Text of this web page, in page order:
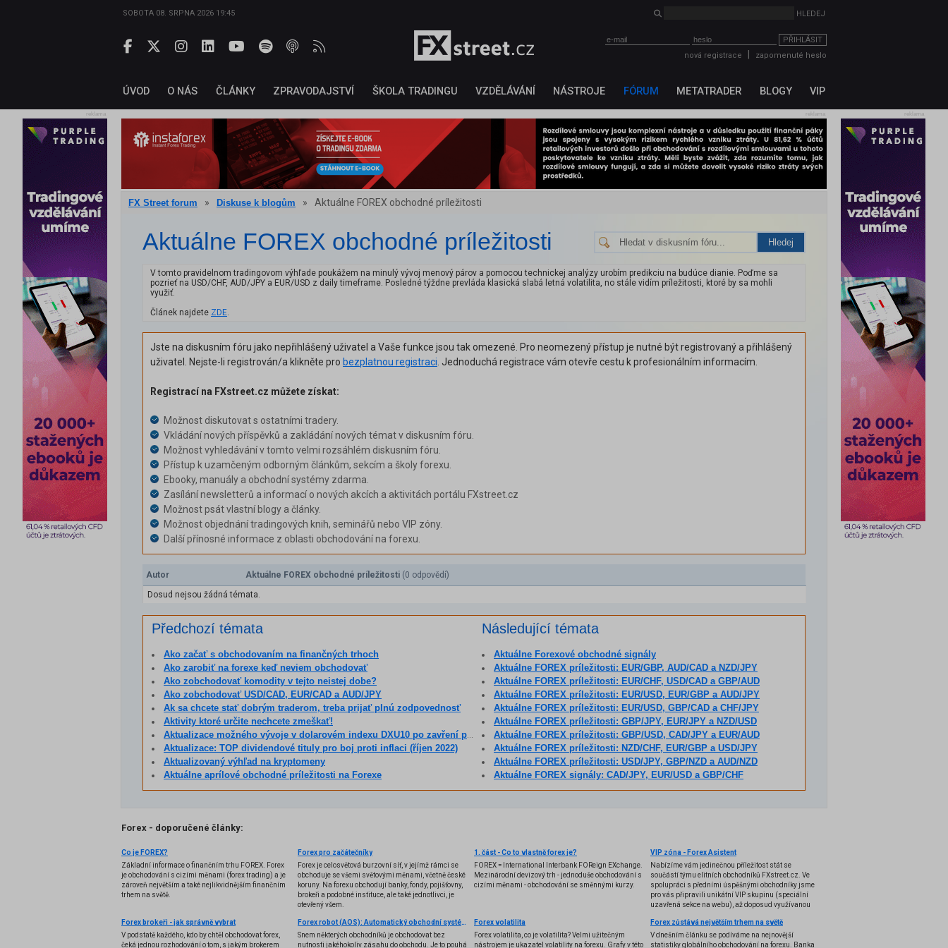
SOBOTA 08. SRPNA 2026 19:45
PŘIHLÁSIT
nová registrace
zapomenuté heslo
ÚVOD O NÁS ČLÁNKY ZPRAVODAJSTVÍ ŠKOLA TRADINGU VZDĚLÁVÁNÍ NÁSTROJE FÓRUM METATRADER BLOGY VIP
reklama reklama
reklama
FX Street forum » Diskuse k blogům » Aktuálne FOREX obchodné príležitosti
Hledej
Aktuálne FOREX obchodné príležitosti
V tomto pravidelnom tradingovom výhľade poukážem na minulý vývoj menový párov a pomocou technickej analýzy urobím predikciu na budúce dianie. Poďme sa
pozrieť na USD/CHF, AUD/JPY a EUR/USD z daily timeframe. Posledné týždne prevláda klasická slabá letná volatilita, no stále vidím príležitosti, ktoré by sa mohli
využiť.
Článek najdete ZDE.
Jste na diskusním fóru jako nepřihlášený uživatel a Vaše funkce jsou tak omezené. Pro neomezený přístup je nutné být registrovaný a přihlášený
uživatel. Nejste-li registrován/a klikněte pro bezplatnou registraci. Jednoduchá registrace vám otevře cestu k profesionálním informacím.
Registrací na FXstreet.cz můžete získat:
Možnost diskutovat s ostatními tradery.
Vkládání nových příspěvků a zakládání nových témat v diskusním fóru.
Možnost vyhledávání v tomto velmi rozsáhlém diskusním fóru.
Přístup k uzamčeným odborným článkům, sekcím a školy forexu.
Ebooky, manuály a obchodní systémy zdarma.
Zasílání newsletterů a informací o nových akcích a aktivitách portálu FXstreet.cz
Možnost psát vlastní blogy a články.
Možnost objednání tradingových knih, seminářů nebo VIP zóny.
Další přínosné informace z oblasti obchodování na forexu.
Autor Aktuálne FOREX obchodné príležitosti (0 odpovědí)
Dosud nejsou žádná témata.
Předchozí témata
Ako začať s obchodovaním na finančných trhoch
Ako zarobiť na forexe keď neviem obchodovať
Ako zobchodovať komodity v tejto neistej dobe?
Ako zobchodovať USD/CAD, EUR/CAD a AUD/JPY
Ak sa chcete stať dobrým traderom, treba prijať plnú zodpovednosť
Aktivity ktoré určite nechcete zmeškať!
Aktualizace možného vývoje v dolarovém indexu DXU10 po zavření pátečních trhů.
Aktualizace: TOP dividendové tituly pro boj proti inflaci (říjen 2022)
Aktualizovaný výhľad na kryptomeny
Aktuálne aprílové obchodné príležitosti na Forexe
Následující témata
Aktuálne Forexové obchodné signály
Aktuálne FOREX príležitosti: EUR/GBP, AUD/CAD a NZD/JPY
Aktuálne FOREX príležitosti: EUR/CHF, USD/CAD a GBP/AUD
Aktuálne FOREX príležitosti: EUR/USD, EUR/GBP a AUD/JPY
Aktuálne FOREX príležitosti: EUR/USD, GBP/CAD a CHF/JPY
Aktuálne FOREX príležitosti: GBP/JPY, EUR/JPY a NZD/USD
Aktuálne FOREX príležitosti: GBP/USD, CAD/JPY a EUR/AUD
Aktuálne FOREX príležitosti: NZD/CHF, EUR/GBP a USD/JPY
Aktuálne FOREX príležitosti: USD/JPY, GBP/NZD a AUD/NZD
Aktuálne FOREX signály: CAD/JPY, EUR/USD a GBP/CHF
Forex - doporučené články:
Co je FOREX?
Základní informace o finančním trhu FOREX. Forex
je obchodování s cizími měnami (forex trading) a je
zároveň největším a také nejlikvidnějším finančním
trhem na světě.
Forex pro začátečníky
Forex je celosvětová burzovní síť, v jejímž rámci se
obchoduje se všemi světovými měnami, včetně české
koruny. Na forexu obchodují banky, fondy, pojišťovny,
brokeři a podobné instituce, ale také jednotlivci, je
otevřený všem.
1. část - Co to vlastně forex je?
FOREX = International Interbank FOReign EXchange.
Mezinárodní devizový trh - jednoduše obchodování s
cizími měnami - obchodování se směnnými kurzy.
VIP zóna - Forex Asistent
Nabízíme vám jedinečnou příležitost stát se
součástí týmu elitních obchodníků FXstreet.cz. Ve
spolupráci s předními úspěšnými obchodníky jsme
pro vás připravili unikátní VIP skupinu (speciální
uzavřená sekce na webu), až doposud využívanou
exkluzivní VIP indikátory, doposud úspěšně
používané pouze k soukromým účelům. Nyní se vám
otevírá možnost stát se součástí této VIP skupiny,
Forex brokeři - jak správně vybrat
V podstatě každého, kdo by chtěl obchodovat forex,
čeká jednou rozhodování o tom, s jakým brokerem
Forex robot (AOS): Automatický obchodní systém
Snem některých obchodníků je obchodovat bez
nutnosti jakéhokoliv zásahu do obchodu. Je to pouhá
Forex volatilita
Forex volatilita, co je volatilita? Velmi užitečným
nástrojem je ukazatel volatility na forexu. Grafy v této
Forex zůstává největším trhem na světě
V dnešním článku se podíváme na nejnovější
statistiky globálního obchodování na forexu. Banka